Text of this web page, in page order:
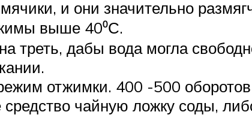
и они значительно
выше 40⁰С.
треть, дабы вода могла
отжимки. 400 -500 оборотов
чайную ложку соды,